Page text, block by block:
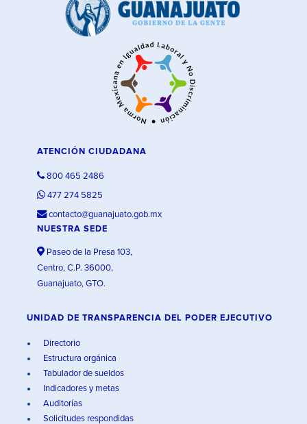
ATENCIÓN CIUDADANA
800 465 2486
477 274 5825
contacto@guanajuato.gob.mx
NUESTRA SEDE
Paseo de la Presa 103,
Centro, C.P. 36000,
Guanajuato, GTO.
UNIDAD DE TRANSPARENCIA DEL PODER EJECUTIVO
Directorio
Estructura orgánica
Tabulador de sueldos
Indicadores y metas
Auditorías
Solicitudes respondidas